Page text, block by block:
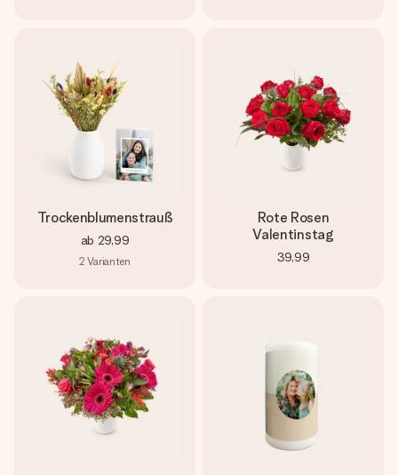
Trockenblumenstrauß
ab 29,99
2 Varianten
Rote Rosen
Valentinstag
39,99